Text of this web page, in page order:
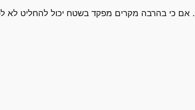
כי בהרבה מקרים מפקד בשטח יכול להחליט לא